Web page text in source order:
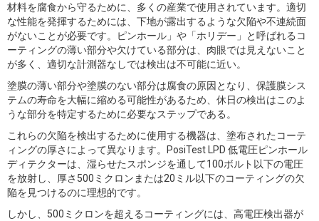
材料を腐食から守るために、多くの産業で使用されています。適切
な性能を発揮するためには、下地が露出するような欠陥や不連続面
がないことが必要です。ピンホール」や「ホリデー」と呼ばれるコ
ーティングの薄い部分や欠けている部分は、肉眼では見えないこと
が多く、適切な計測器なしでは検出は不可能に近い。
塗膜の薄い部分や塗膜のない部分は腐食の原因となり、保護膜シス
テムの寿命を大幅に縮める可能性があるため、休日の検出はこのよ
うな部分を特定するために必要なステップである。
これらの欠陥を検出するために使用する機器は、塗布されたコーテ
ィングの厚さによって異なります。PosiTest LPD 低電圧ピンホール
ディテクターは、湿らせたスポンジを通して100ボルト以下の電圧
を放射し、厚さ500ミクロンまたは20ミル以下のコーティングの欠
陥を見つけるのに理想的です。
しかし、500ミクロンを超えるコーティングには、高電圧検出器が